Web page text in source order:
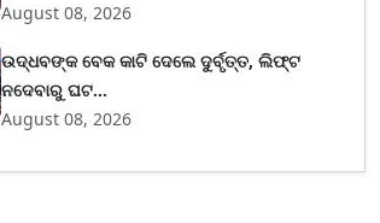
August 08, 2026
ଉଦ୍ଧବଙ୍କ ବେକ କାଟି ଦେଲେ ଦୁର୍ବୃତ୍ତ, ଲିଫ୍ଟ
ନଦେବାରୁ ଘଟ...
August 08, 2026